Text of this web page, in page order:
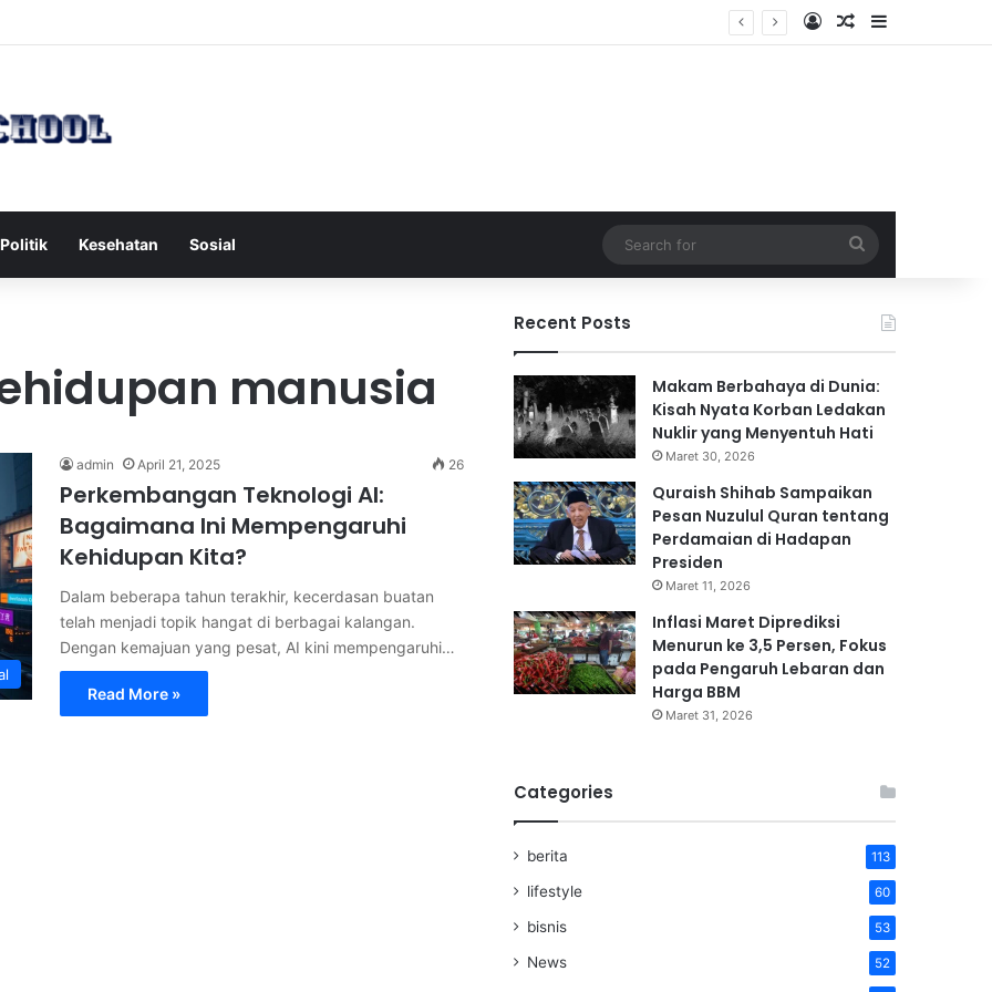
Log InRandom Article
Sidebar
Politik Kesehatan Sosial
for
manusia
admin April 21, 2025 26
Perkembangan Teknologi AI:
Bagaimana Ini Mempengaruhi
Kehidupan Kita?
Dalam beberapa tahun terakhir, kecerdasan buatan
telah menjadi topik hangat di berbagai kalangan.
Dengan kemajuan yang pesat, AI kini mempengaruhi…
Read More »
Recent Posts
Makam Berbahaya di Dunia:
Kisah Nyata Korban Ledakan
Nuklir yang Menyentuh Hati
Maret 30, 2026
Quraish Shihab Sampaikan
Pesan Nuzulul Quran tentang
Perdamaian di Hadapan
Presiden
Maret 11, 2026
Inflasi Maret Diprediksi
Menurun ke 3,5 Persen, Fokus
pada Pengaruh Lebaran dan
Harga BBM
Maret 31, 2026
Categories
berita 113
lifestyle 60
bisnis 53
News 52